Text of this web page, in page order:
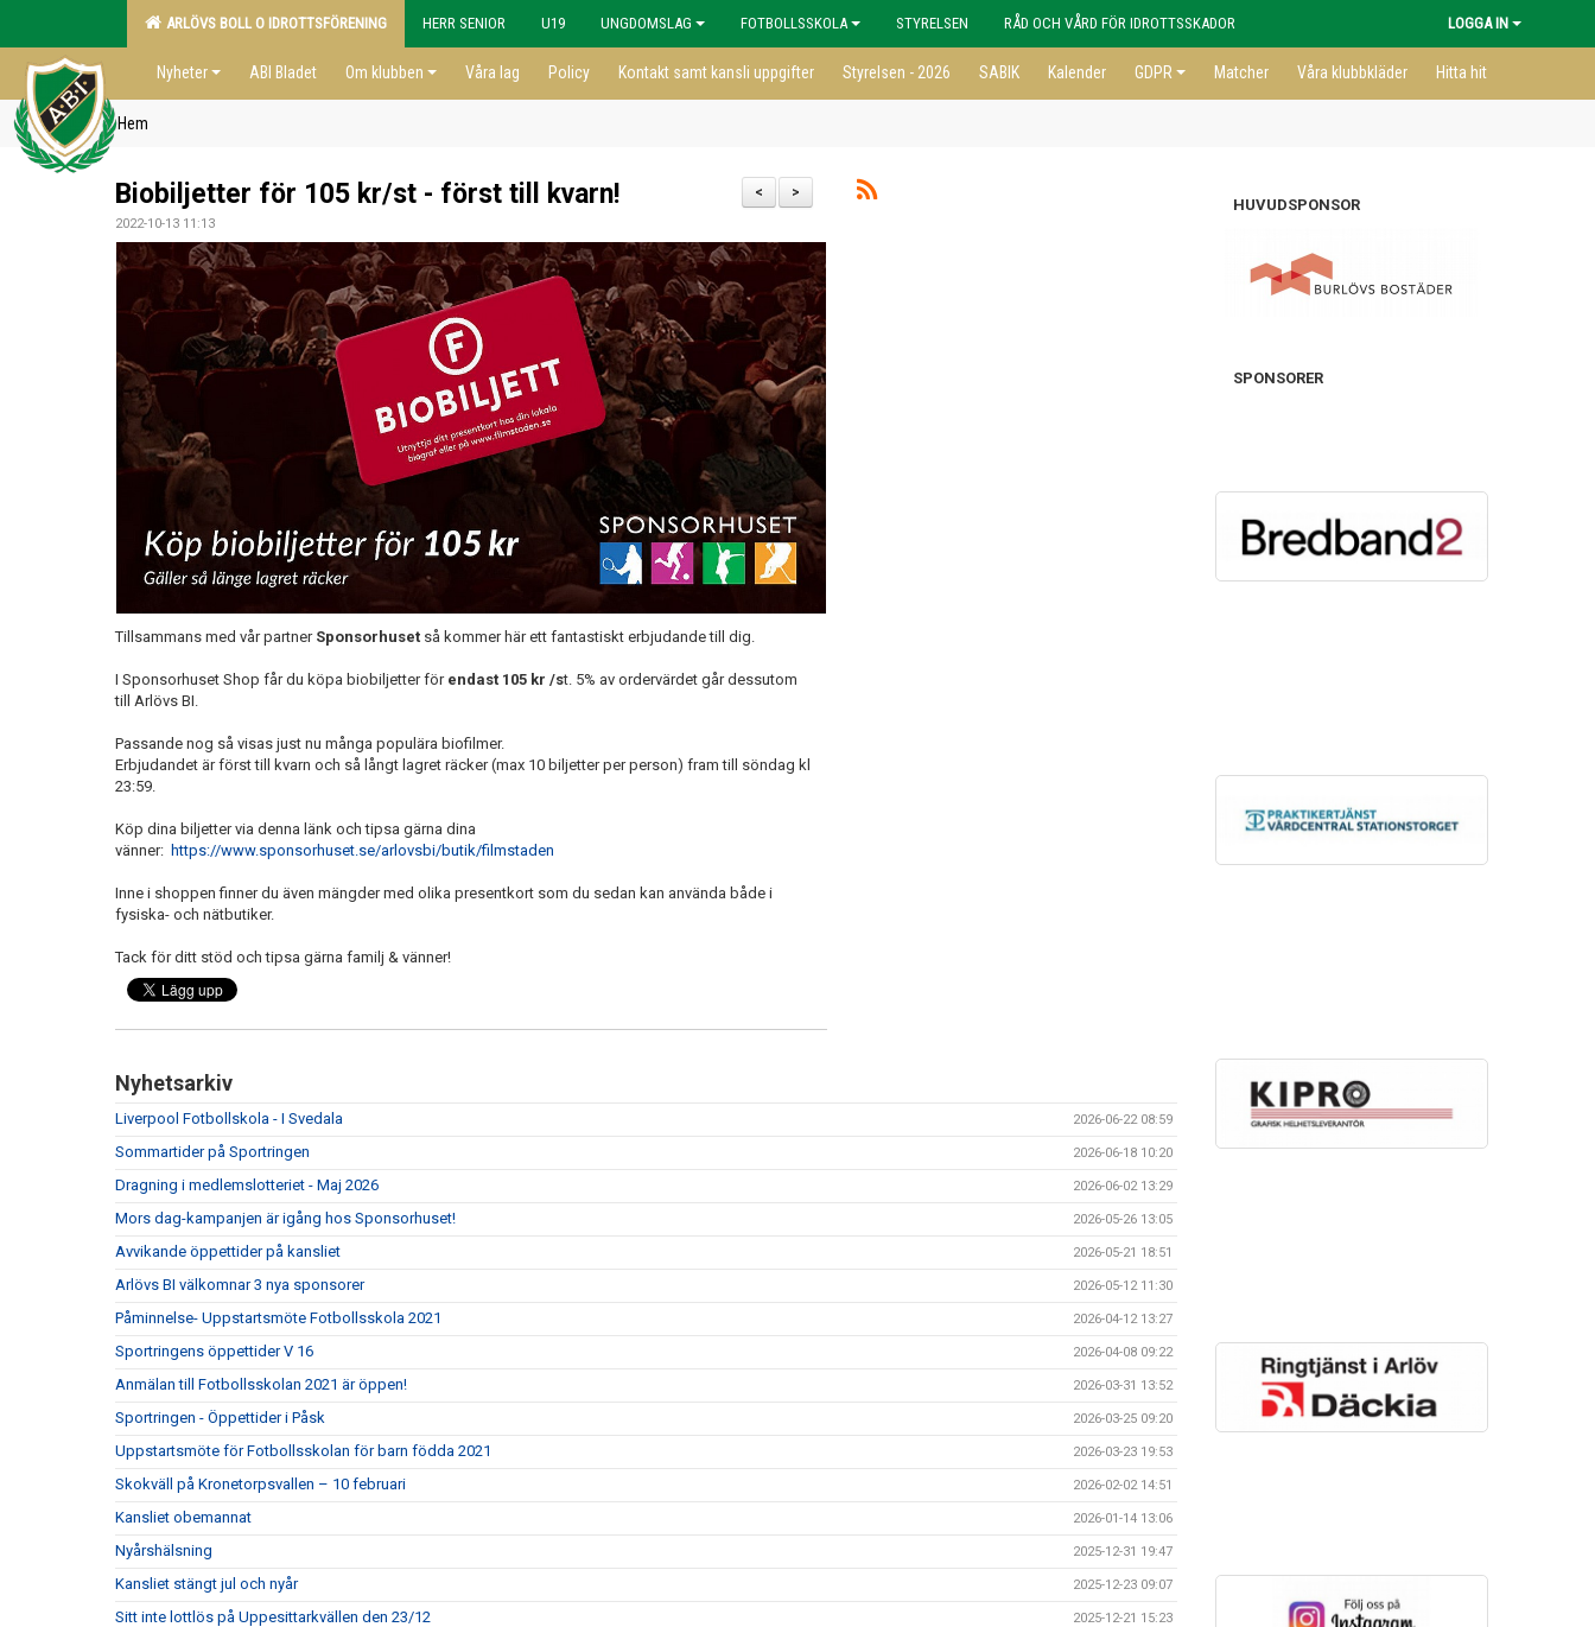
ARLÖVS BOLL O IDROTTSFÖRENING HERR SENIOR U19 UNGDOMSLAG FOTBOLLSSKOLA STYRELSEN RÅD OCH VÅRD FÖR IDROTTSSKADOR LOGGA IN
Nyheter ABI Bladet Om klubben Våra lag Policy Kontakt samt kansli uppgifter Styrelsen - 2026 SABIK Kalender GDPR Matcher Våra klubbkläder Hitta hit
Hem
>
<
Biobiljetter för 105 kr/st - först till kvarn!
2022-10-13 11:13
Tillsammans med vår partner Sponsorhuset så kommer här ett fantastiskt erbjudande till dig.
I Sponsorhuset Shop får du köpa biobiljetter för endast 105 kr /st. 5% av ordervärdet går dessutom
till Arlövs BI.
Passande nog så visas just nu många populära biofilmer.
Erbjudandet är först till kvarn och så långt lagret räcker (max 10 biljetter per person) fram till söndag kl
23:59.
Köp dina biljetter via denna länk och tipsa gärna dina
vänner: https://www.sponsorhuset.se/arlovsbi/butik/filmstaden
Inne i shoppen finner du även mängder med olika presentkort som du sedan kan använda både i
fysiska- och nätbutiker.
Tack för ditt stöd och tipsa gärna familj & vänner!
Nyhetsarkiv
Liverpool Fotbollskola - I Svedala 2026-06-22 08:59
Sommartider på Sportringen 2026-06-18 10:20
Dragning i medlemslotteriet - Maj 2026 2026-06-02 13:29
Mors dag-kampanjen är igång hos Sponsorhuset! 2026-05-26 13:05
Avvikande öppettider på kansliet 2026-05-21 18:51
Arlövs BI välkomnar 3 nya sponsorer 2026-05-12 11:30
Påminnelse- Uppstartsmöte Fotbollsskola 2021 2026-04-12 13:27
Sportringens öppettider V 16 2026-04-08 09:22
Anmälan till Fotbollsskolan 2021 är öppen! 2026-03-31 13:52
Sportringen - Öppettider i Påsk 2026-03-25 09:20
Uppstartsmöte för Fotbollsskolan för barn födda 2021 2026-03-23 19:53
Skokväll på Kronetorpsvallen – 10 februari 2026-02-02 14:51
Kansliet obemannat 2026-01-14 13:06
Nyårshälsning 2025-12-31 19:47
Kansliet stängt jul och nyår 2025-12-23 09:07
Sitt inte lottlös på Uppesittarkvällen den 23/12 2025-12-21 15:23
HUVUDSPONSOR
SPONSORER